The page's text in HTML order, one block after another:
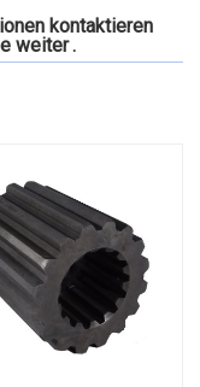
kontaktieren
weiter.